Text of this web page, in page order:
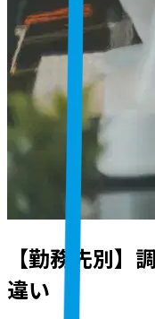
【勤務先別】
違い